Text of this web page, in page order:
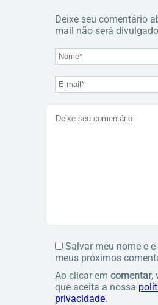
Deixe seu comentário
mail não será
Salvar meu nome e
meus próximos
Ao clicar em comentar,
que aceita a nossa
privacidade.